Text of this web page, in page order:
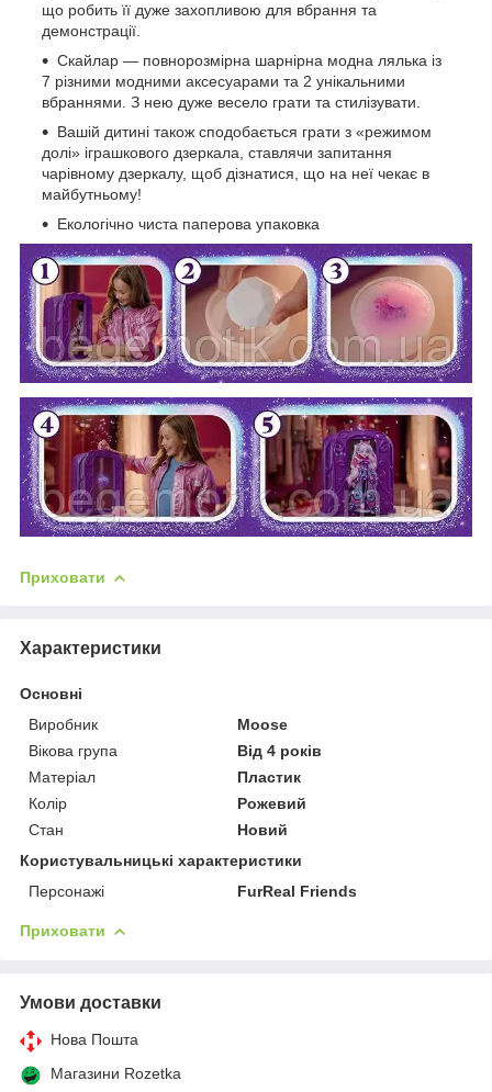
що робить її дуже захопливою для вбрання та
демонстрації.
Скайлар — повнорозмірна шарнірна модна лялька із
7 різними модними аксесуарами та 2 унікальними
вбраннями. З нею дуже весело грати та стилізувати.
Вашій дитині також сподобається грати з «режимом
долі» іграшкового дзеркала, ставлячи запитання
чарівному дзеркалу, щоб дізнатися, що на неї чекає в
майбутньому!
Екологічно чиста паперова упаковка
Приховати
Характеристики
Основні
Виробник
Moose
Вікова група
Від 4 років
Матеріал
Пластик
Колір
Рожевий
Стан
Новий
Користувальницькі характеристики
Персонажі
FurReal Friends
Приховати
Умови доставки
Нова Пошта
Магазини Rozetka